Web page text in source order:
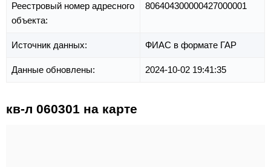
Реестровый номер адресного
объекта:
806404300000427000001
Источник данных: ФИАС в формате ГАР
Данные обновлены: 2024-10-02 19:41:35
кв-л 060301 на карте